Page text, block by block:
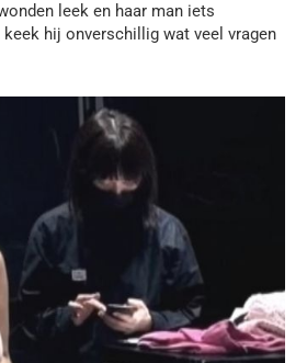
leek en haar man iets
keek hij onverschillig wat veel vragen